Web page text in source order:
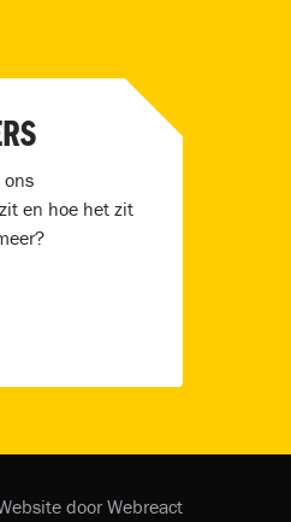
ons
en hoe het zit
door Webreact